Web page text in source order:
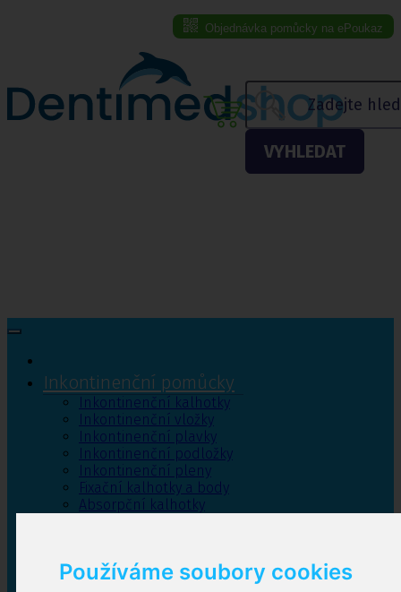
Používáme soubory cookies
Objednávka pomůcky na ePoukaz
VYHLEDAT
Inkontinenční pomůcky
Inkontinenční kalhotky
Inkontinenční vložky
Inkontinenční plavky
Inkontinenční podložky
Inkontinenční pleny
Fixační kalhotky a body
Absorpční kalhotky